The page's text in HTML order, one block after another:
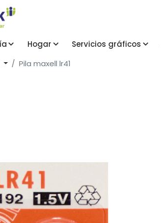
Hogar Servicios gráficos
Pila maxell lr41